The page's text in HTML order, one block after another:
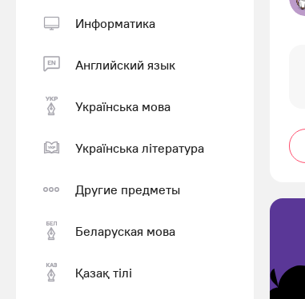
Информатика
Английский язык
Українська мова
Українська література
Другие предметы
Беларуская мова
Қазақ тiлi